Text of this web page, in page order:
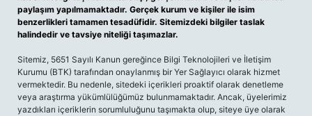
paylaşım yapılmamaktadır. Gerçek kurum ve kişiler ile isim
benzerlikleri tamamen tesadüfidir. Sitemizdeki bilgiler taslak
halindedir ve tavsiye niteliği taşımazlar.
Sitemiz, 5651 Sayılı Kanun gereğince Bilgi Teknolojileri ve İletişim
Kurumu (BTK) tarafından onaylanmış bir Yer Sağlayıcı olarak hizmet
vermektedir. Bu nedenle, sitedeki içerikleri proaktif olarak denetleme
veya araştırma yükümlülüğümüz bulunmamaktadır. Ancak, üyelerimiz
yazdıkları içeriklerin sorumluluğunu taşımakta olup, siteye üye olarak